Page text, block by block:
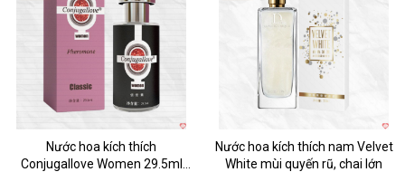
Nước hoa kích thích
Conjugallove Women 29.5ml
Nước hoa kích thích nam Velvet
White mùi quyến rũ, chai lớn